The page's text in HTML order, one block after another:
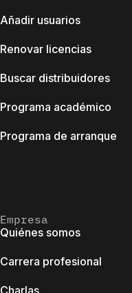
Añadir usuarios
Renovar licencias
Buscar distribuidores
Programa académico
Programa de arranque
Empresa
Quiénes somos
Carrera profesional